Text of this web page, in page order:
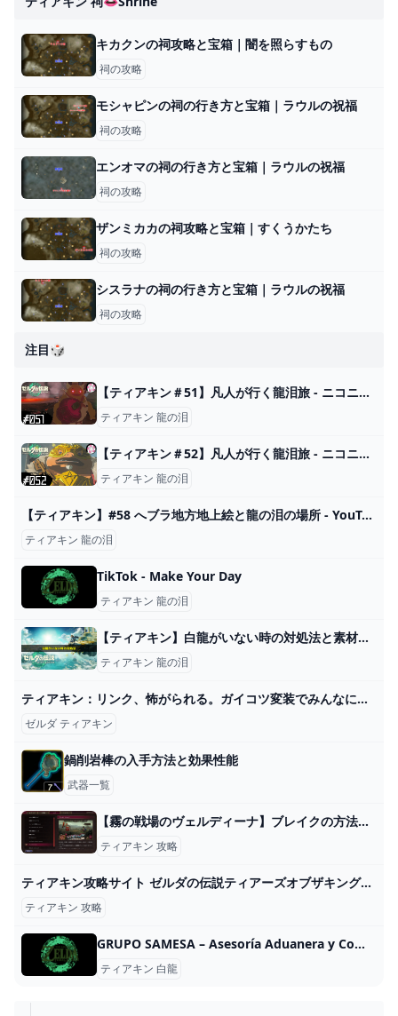
キカクンの祠攻略と宝箱｜闇を照らすもの
祠の攻略
モシャピンの祠の行き方と宝箱｜ラウルの祝福
祠の攻略
エンオマの祠の行き方と宝箱｜ラウルの祝福
祠の攻略
ザンミカカの祠攻略と宝箱｜すくうかたち
祠の攻略
シスラナの祠の行き方と宝箱｜ラウルの祝福
祠の攻略
注目🎲
【ティアキン＃51】凡人が行く龍泪旅 - ニコニコ動画
ティアキン 龍の泪
【ティアキン＃52】凡人が行く龍泪旅 - ニコニコ動画
ティアキン 龍の泪
【ティアキン】#58 へブラ地方地上絵と龍の泪の場所 - YouTube
ティアキン 龍の泪
TikTok - Make Your Day
ティアキン 龍の泪
【ティアキン】白龍がいない時の対処法と素材一覧｜場所はどこ？正体は？【ゼルダの伝説】 ワイトのゲーム案内所
ティアキン 龍の泪
ティアキン：リンク、怖がられる。ガイコツ変装でみんなに会ってみた【ゼルダ ティアーズ オブ ザ キングダム日記＃51】 - 電撃オンライン
ゼルダ ティアキン
鍋削岩棒の入手方法と効果性能
武器一覧
【霧の戦場のヴェルディーナ】ブレイクの方法と有効活用の仕方│KOUs gameplay guide
ティアキン 攻略
ティアキン攻略サイト ゼルダの伝説ティアーズオブザキングダム - ゲームライン
ティアキン 攻略
GRUPO SAMESA – Asesoría Aduanera y Comercio Internacional
ティアキン 白龍